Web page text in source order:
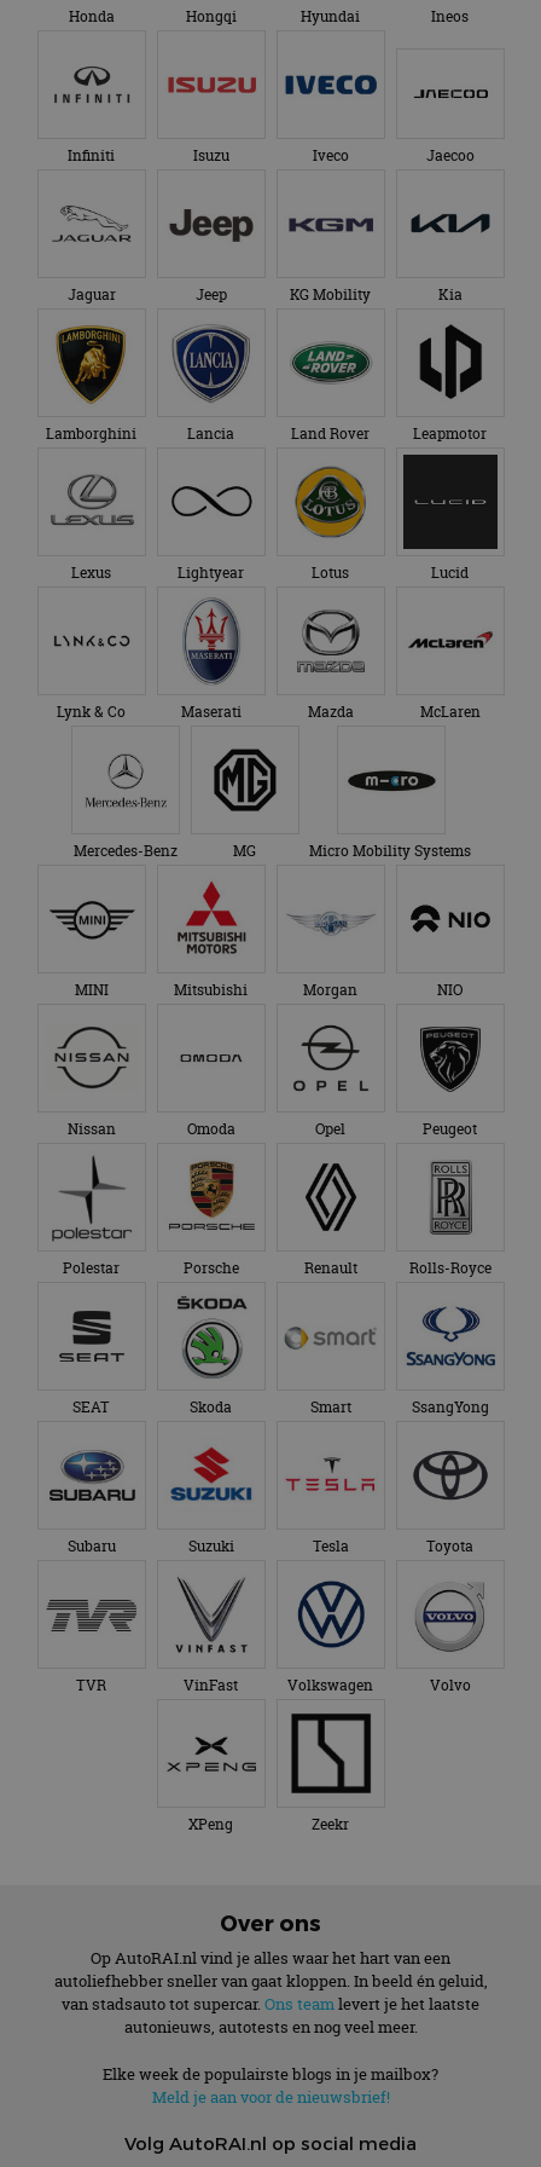
Honda Hongqi Hyundai Ineos
Infiniti Isuzu Iveco Jaecoo
Jaguar Jeep KG Mobility Kia
Lamborghini Lancia Land Rover Leapmotor
Lexus Lightyear Lotus Lucid
Lynk & Co Maserati Mazda McLaren
Mercedes-Benz MG Micro Mobility Systems
MINI Mitsubishi Morgan NIO
Nissan Omoda Opel Peugeot
Polestar Porsche Renault Rolls-Royce
SEAT Skoda Smart SsangYong
Subaru Suzuki Tesla Toyota
TVR VinFast Volkswagen Volvo
XPeng Zeekr
Over ons
Op AutoRAI.nl vind je alles waar het hart van een
autoliefhebber sneller van gaat kloppen. In beeld én geluid,
van stadsauto tot supercar. Ons teamlevert je het laatste
autonieuws, autotests en nog veel meer.
Elke week de populairste blogs in je mailbox?
Meld je aan voor de nieuwsbrief!
Volg AutoRAI.nl op social media